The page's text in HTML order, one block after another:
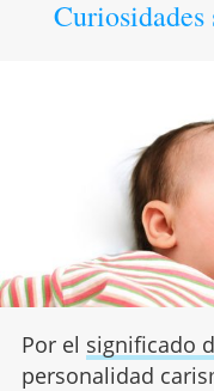
Por el significado
personalidad